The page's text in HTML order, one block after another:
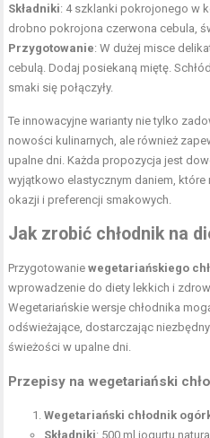
Składniki: 4 szklanki pokrojonego w
drobno pokrojona czerwona cebula,
Przygotowanie: W dużej misce
cebulą. Dodaj posiekaną miętę.
smaki się połączyły.
Te innowacyjne warianty nie tylko
nowości kulinarnych, ale również
upalne dni. Każda propozycja jest
wyjątkowo elastycznym daniem,
okazji i preferencji smakowych.
Jak zrobić chłodnik na
Przygotowaniewegetariańskiego
wprowadzenie do diety lekkich i
Wegetariańskie wersje chłodnika
odświeżające, dostarczając
świeżości w upalne dni.
Przepisy na wegetariański
Wegetariański chłodnik
Składniki: 500 ml jogurtu